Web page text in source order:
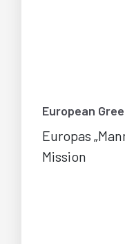
European
Europas
Mission